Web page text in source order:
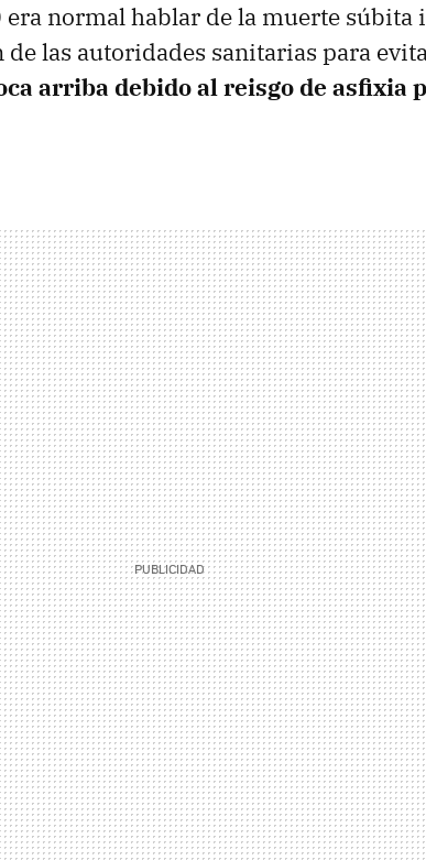
era normal hablar de la muerte súbita
las autoridades sanitarias para
arriba debido al reisgo de asfixia